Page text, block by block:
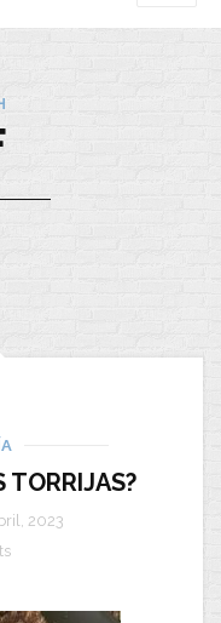
TORRIJAS?
2023